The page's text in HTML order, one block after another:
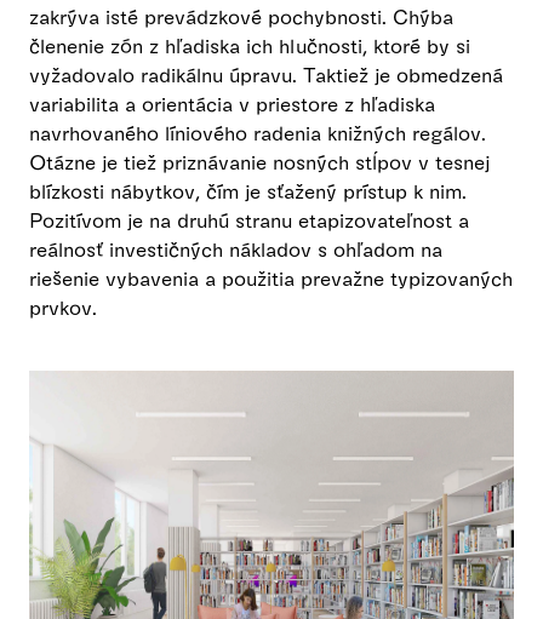
zakrýva isté prevádzkové pochybnosti. Chýba
členenie zón z hľadiska ich hlučnosti, ktoré by si
vyžadovalo radikálnu úpravu. Taktiež je obmedzená
variabilita a orientácia v priestore z hľadiska
navrhovaného líniového radenia knižných regálov.
Otázne je tiež priznávanie nosných stĺpov v tesnej
blízkosti nábytkov, čím je sťažený prístup k nim.
Pozitívom je na druhú stranu etapizovateľnost a
reálnosť investičných nákladov s ohľadom na
riešenie vybavenia a použitia prevažne typizovaných
prvkov.